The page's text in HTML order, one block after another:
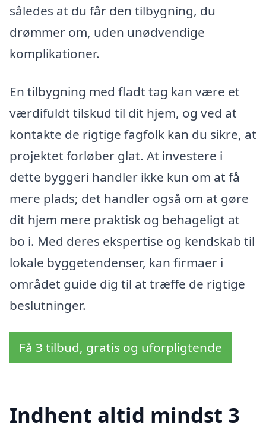
således at du får den tilbygning, du
drømmer om, uden unødvendige
komplikationer.
En tilbygning med fladt tag kan være et
værdifuldt tilskud til dit hjem, og ved at
kontakte de rigtige fagfolk kan du sikre, at
projektet forløber glat. At investere i
dette byggeri handler ikke kun om at få
mere plads; det handler også om at gøre
dit hjem mere praktisk og behageligt at
bo i. Med deres ekspertise og kendskab til
lokale byggetendenser, kan firmaer i
området guide dig til at træffe de rigtige
beslutninger.
Få 3 tilbud, gratis og uforpligtende
Indhent altid mindst 3